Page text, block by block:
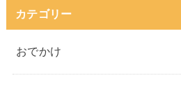
カテゴリー
おでかけ